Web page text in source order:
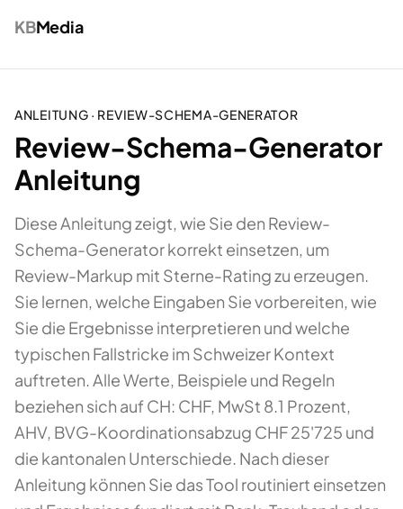
KBMedia
ANLEITUNG · REVIEW-SCHEMA-GENERATOR
Review-Schema-Generator
Anleitung
Diese Anleitung zeigt, wie Sie den Review-
Schema-Generator korrekt einsetzen, um
Review-Markup mit Sterne-Rating zu erzeugen.
Sie lernen, welche Eingaben Sie vorbereiten, wie
Sie die Ergebnisse interpretieren und welche
typischen Fallstricke im Schweizer Kontext
auftreten. Alle Werte, Beispiele und Regeln
beziehen sich auf CH: CHF, MwSt 8.1 Prozent,
AHV, BVG-Koordinationsabzug CHF 25'725 und
die kantonalen Unterschiede. Nach dieser
Anleitung können Sie das Tool routiniert einsetzen